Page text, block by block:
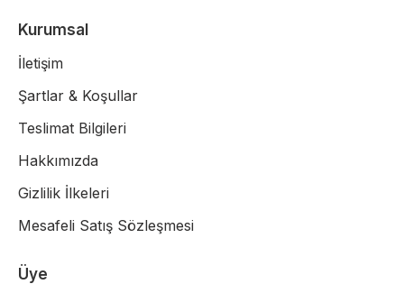
Kurumsal
İletişim
Şartlar & Koşullar
Teslimat Bilgileri
Hakkımızda
Gizlilik İlkeleri
Mesafeli Satış Sözleşmesi
Üye